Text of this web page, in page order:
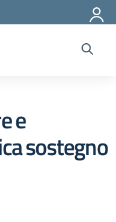
e
sostegno